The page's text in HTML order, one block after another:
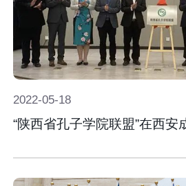
2022-05-18
“陕西省孔子学院联盟”在西安